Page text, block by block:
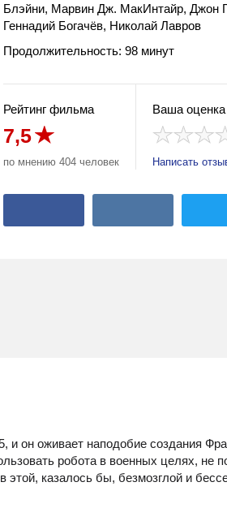
Блэйни, Марвин Дж. МакИнтайр, Джон
Геннадий Богачёв, Николай Лавров
Продолжительность: 98 минут
Рейтинг фильма
7,5
по мнению 404 человек
Ваша оценка
Написать
и он оживает наподобие создания
робота в военных целях, не
казалось бы, безмозглой и